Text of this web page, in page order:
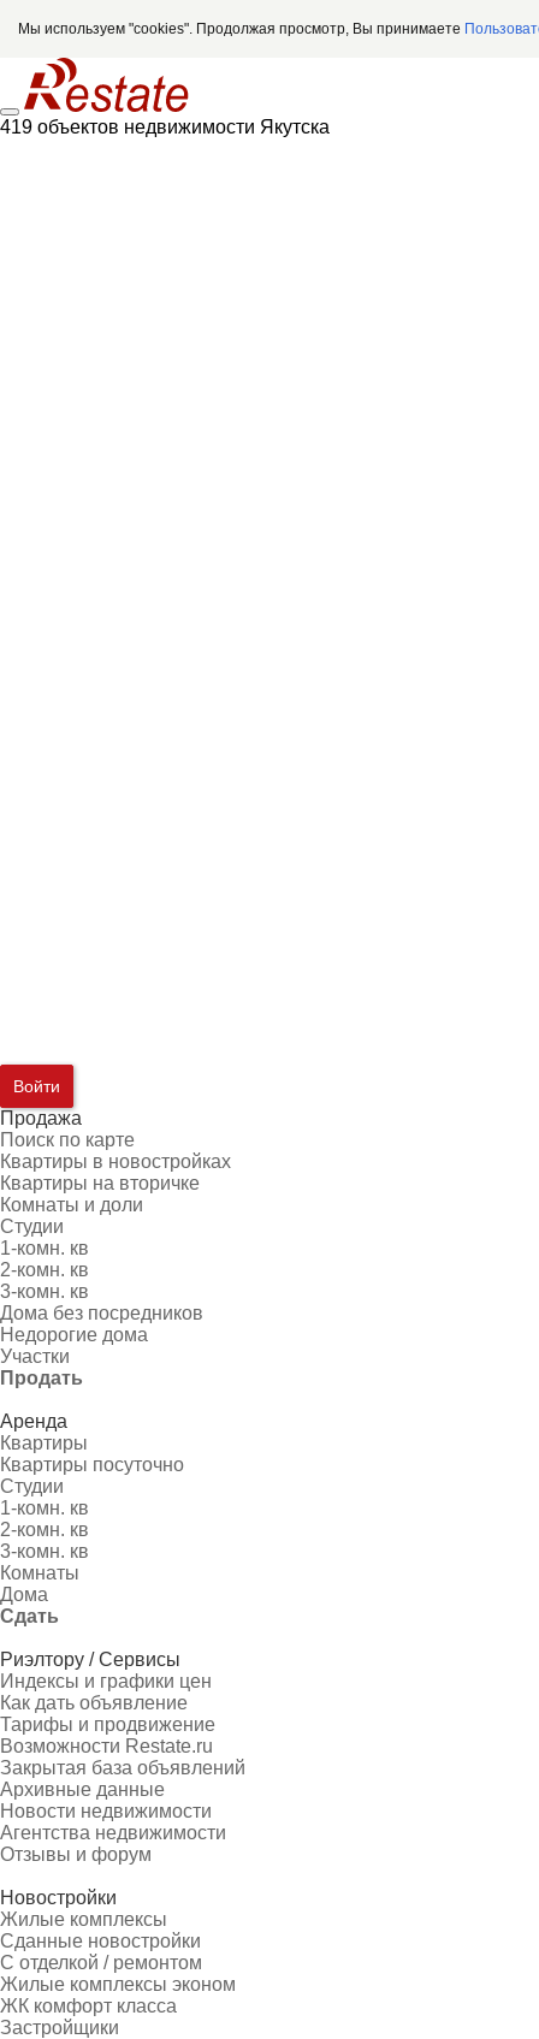
Мы используем "cookies". Продолжая просмотр, Вы принимаете
419 объектов недвижимости Якутска
Войти
Продажа
Поиск по карте
Квартиры в новостройках
Квартиры на вторичке
Комнаты и доли
Студии
1-комн. кв
2-комн. кв
3-комн. кв
Дома без посредников
Недорогие дома
Участки
Продать
Аренда
Квартиры
Квартиры посуточно
Студии
1-комн. кв
2-комн. кв
3-комн. кв
Комнаты
Дома
Сдать
Риэлтору / Сервисы
Индексы и графики цен
Как дать объявление
Тарифы и продвижение
Возможности Restate.ru
Закрытая база объявлений
Архивные данные
Новости недвижимости
Агентства недвижимости
Отзывы и форум
Новостройки
Жилые комплексы
Сданные новостройки
С отделкой / ремонтом
Жилые комплексы эконом
ЖК комфорт класса
Застройщики